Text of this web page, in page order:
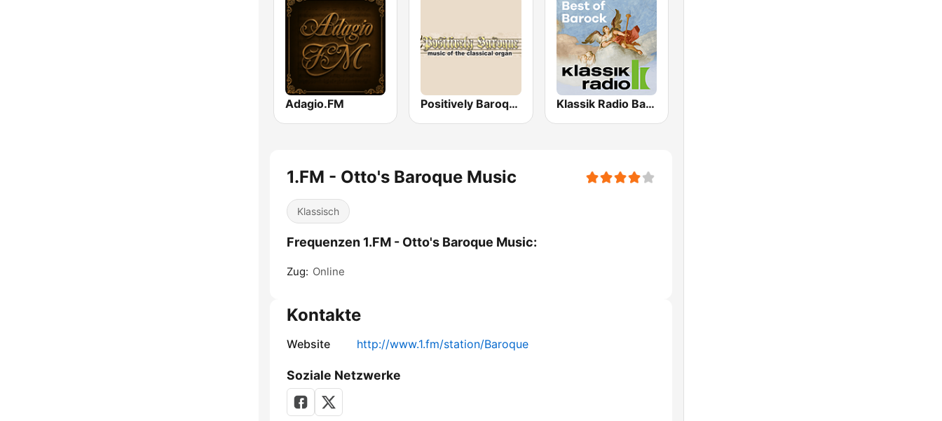
Adagio.FM Positively Baroque Klassik Radio Barock
1.FM - Otto's Baroque Music
Klassisch
Frequenzen 1.FM - Otto's Baroque Music:
Zug: Online
Kontakte
Website http://www.1.fm/station/Baroque
Soziale Netzwerke